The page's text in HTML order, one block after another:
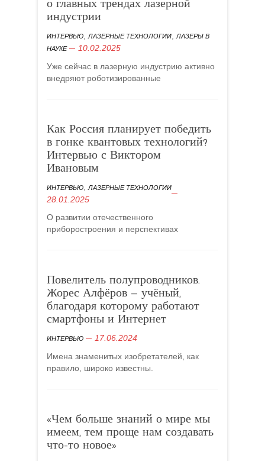
о главных трендах лазерной
индустрии
ИНТЕРВЬЮ ЛАЗЕРНЫЕ ТЕХНОЛОГИИ
ЛАЗЕРЫ В
НАУКЕ
10.02.2025
Уже сейчас в лазерную индустрию активно
внедряют роботизированные
Как Россия планирует победить
в гонке квантовых технологий?
Интервью с Виктором
Ивановым
ИНТЕРВЬЮ ЛАЗЕРНЫЕ ТЕХНОЛОГИИ
28.01.2025
О развитии отечественного
приборостроения и перспективах
Повелитель полупроводников.
Жорес Алфёров – учёный,
благодаря которому работают
смартфоны и Интернет
ИНТЕРВЬЮ
17.06.2024
Имена знаменитых изобретателей, как
правило, широко известны.
«Чем больше знаний о мире мы
имеем, тем проще нам создавать
что-то новое»